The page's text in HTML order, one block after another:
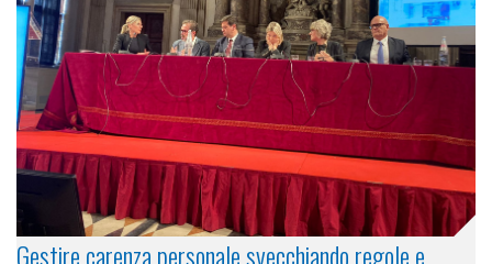
Gestire carenza personale svecchiando regole e